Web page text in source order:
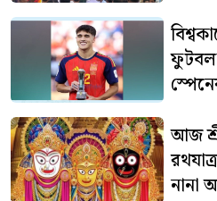
আজ